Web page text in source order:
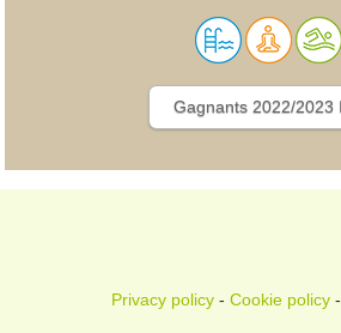
Gagnants 2022/2023
Privacy policy- Cookie policy-